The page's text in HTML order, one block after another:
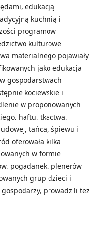
edukacją
kuchnią i
programów
kulturowe
materialnego pojawiały
jako edukacja
gospodarstwach
kociewskie i
w proponowanych
haftu, tkactwa,
tańca, śpiewu i
oferowała kilka
w formie
pogadanek, plenerów
grup dzieci i
gospodarzy, prowadzili też